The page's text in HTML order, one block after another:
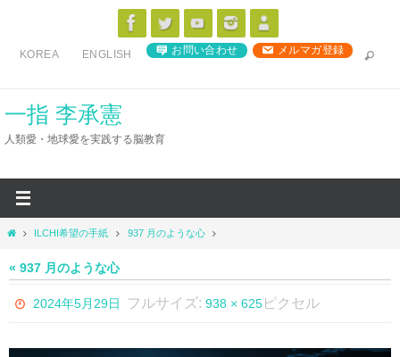
ス
KOREA ENGLISH お問い合わせ メルマガ登録
一指 李承憲
人類愛・地球愛を実践する脳教育
ホ
ム
ILCHI希望の手紙 937 月のような心
« 937 月のような心
2024年5月29日 フルサイズ:938 × 625ピクセル